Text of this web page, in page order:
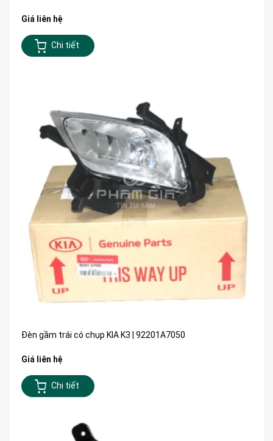
Giá liên hệ
Chi tiết
Đèn gầm trái có chụp KIA K3 | 92201A7050
Giá liên hệ
Chi tiết